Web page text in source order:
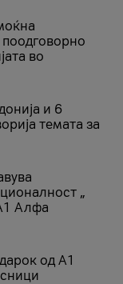
во
и 6
темата за
„
Алфа
од А1